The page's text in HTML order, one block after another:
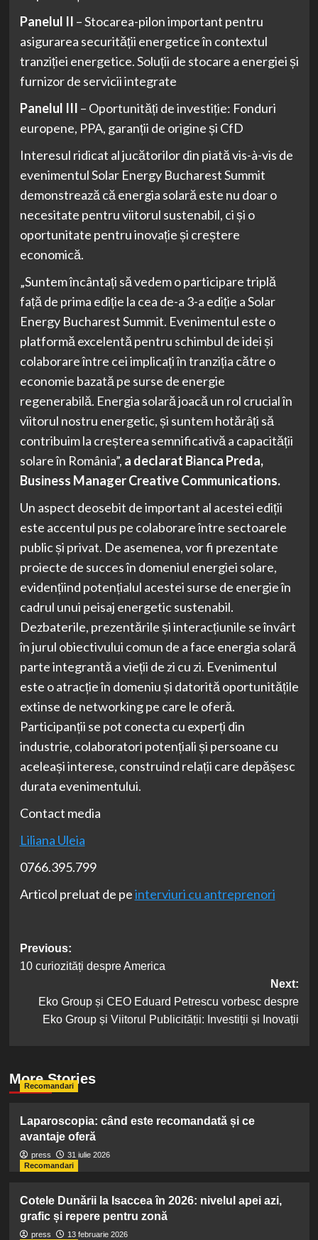
Panelul II – Stocarea-pilon important pentru
asigurarea securității energetice în contextul
tranziției energetice. Soluții de stocare a energiei și
furnizor de servicii integrate
Panelul III – Oportunități de investiție: Fonduri
europene, PPA, garanții de origine și CfD
Interesul ridicat al jucătorilor din piată vis-à-vis de
evenimentul Solar Energy Bucharest Summit
demonstrează că energia solară este nu doar o
necesitate pentru viitorul sustenabil, ci și o
oportunitate pentru inovație și creștere
economică.
„Suntem încântați să vedem o participare triplă
față de prima ediție la cea de-a 3-a ediție a Solar
Energy Bucharest Summit. Evenimentul este o
platformă excelentă pentru schimbul de idei și
colaborare între cei implicați în tranziția către o
economie bazată pe surse de energie
regenerabilă. Energia solară joacă un rol crucial în
viitorul nostru energetic, și suntem hotărâți să
contribuim la creșterea semnificativă a capacității
solare în România”, a declarat Bianca Preda,
Business Manager Creative Communications.
Un aspect deosebit de important al acestei ediții
este accentul pus pe colaborare între sectoarele
public și privat. De asemenea, vor fi prezentate
proiecte de succes în domeniul energiei solare,
evidențiind potențialul acestei surse de energie în
cadrul unui peisaj energetic sustenabil.
Dezbaterile, prezentările și interacțiunile se învârt
în jurul obiectivului comun de a face energia solară
parte integrantă a vieții de zi cu zi. Evenimentul
este o atracție în domeniu și datorită oportunitățile
extinse de networking pe care le oferă.
Participanții se pot conecta cu experți din
industrie, colaboratori potențiali și persoane cu
aceleași interese, construind relații care depășesc
durata evenimentului.
Contact media
Liliana Uleia
0766.395.799
Articol preluat de peinterviuri cu antreprenori
Post
navigation
Previous:
10 curiozități despre America
Next:
Eko Group și CEO Eduard Petrescu vorbesc despre
Eko Group și Viitorul Publicității: Investiții și Inovații
More Stories
Recomandari
Laparoscopia: când este recomandată și ce
avantaje oferă
press
31 iulie 2026
Recomandari
Cotele Dunării la Isaccea în 2026: nivelul apei azi,
grafic și repere pentru zonă
press
13 februarie 2026